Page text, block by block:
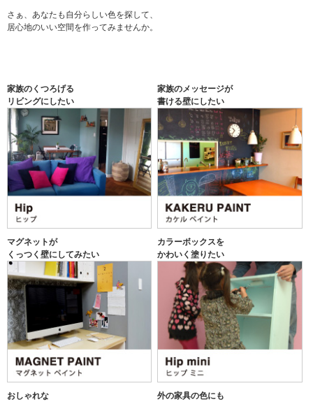
さぁ、あなたも自分らしい色を探して、
居心地のいい空間を作ってみませんか。
家族のくつろげる
リビングにしたい
家族のメッセージが
書ける壁にしたい
マグネットが
くっつく壁にしてみたい
カラーボックスを
かわいく塗りたい
おしゃれな
外の家具の色にも